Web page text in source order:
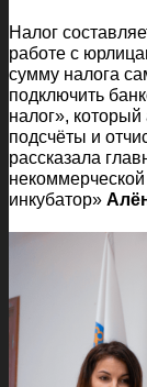
Налог
работе с
сумму налога
подключить
налог», который
подсчёты и
рассказала
инкубатор»